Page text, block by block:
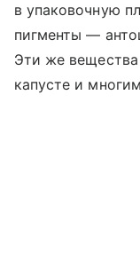
в упаковочную
пигменты —
Эти же
капусте и